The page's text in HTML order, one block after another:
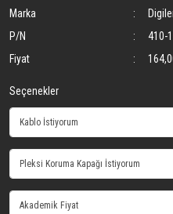
Marka
P/N
410-
Fiyat
Seçenekler